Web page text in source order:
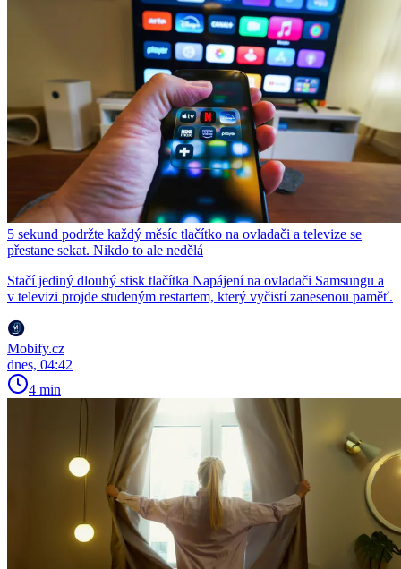
5 sekund podržte každý měsíc tlačítko na ovladači a televize se
přestane sekat. Nikdo to ale nedělá
Stačí jediný dlouhý stisk tlačítka Napájení na ovladači Samsungu a
v televizi projde studeným restartem, který vyčistí zanesenou paměť.
Mobify.cz
dnes, 04:42
4 min